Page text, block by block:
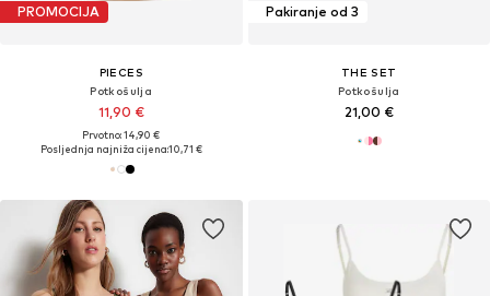
PROMOCIJA
PIECES
Potkošulja
11,90 €
Prvotno: 14,90 €
Posljednja najniža cijena:10,71 €
Pakiranje od 3
THE SET
Potkošulja
21,00 €